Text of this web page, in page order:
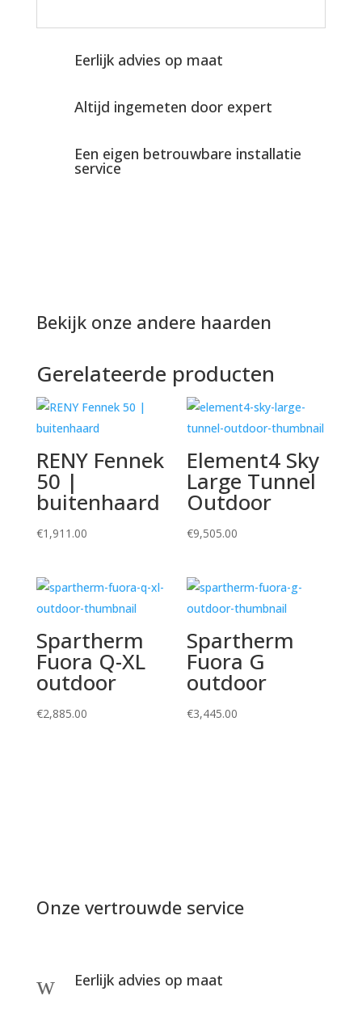
Eerlijk advies op maat
Altijd ingemeten door expert
Een eigen betrouwbare installatie
service
Bekijk onze andere haarden
Gerelateerde producten
RENY Fennek
50 |
buitenhaard
€1,911.00
Element4 Sky
Large Tunnel
Outdoor
€9,505.00
Spartherm
Fuora Q-XL
outdoor
€2,885.00
Spartherm
Fuora G
outdoor
€3,445.00
Onze vertrouwde service
w Eerlijk advies op maat